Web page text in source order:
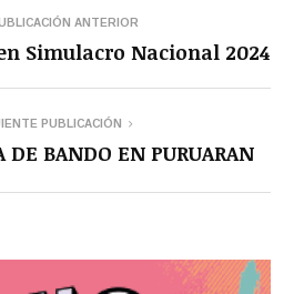
ANTERIOR
Simulacro Nacional 2024
PUBLICACIÓN
DE BANDO EN PURUARAN